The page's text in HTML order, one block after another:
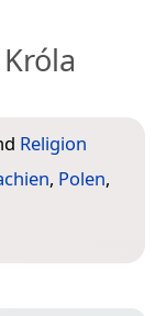
Religion
, Polen,